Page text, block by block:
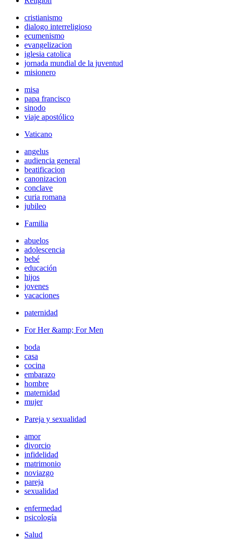
cristianismo
dialogo interreligioso
ecumenismo
evangelizacion
iglesia catolica
jornada mundial de la juventud
misionero
misa
papa francisco
sinodo
viaje apostólico
Vaticano
angelus
audiencia general
beatificacion
canonizacion
conclave
curia romana
jubileo
Familia
abuelos
adolescencia
bebé
educación
hijos
jovenes
vacaciones
paternidad
For Her &amp; For Men
boda
casa
cocina
embarazo
hombre
maternidad
mujer
Pareja y sexualidad
amor
divorcio
infidelidad
matrimonio
noviazgo
pareja
sexualidad
enfermedad
psicología
Salud